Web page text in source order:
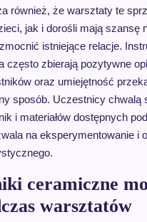
również, że warsztaty te
jak i dorośli mają szansę
istniejące relacje.
często zbierają pozytywne
oraz umiejętność
sposób. Uczestnicy chwalą
i materiałów dostępnych
na eksperymentowanie i
ceramiczne
warsztatów